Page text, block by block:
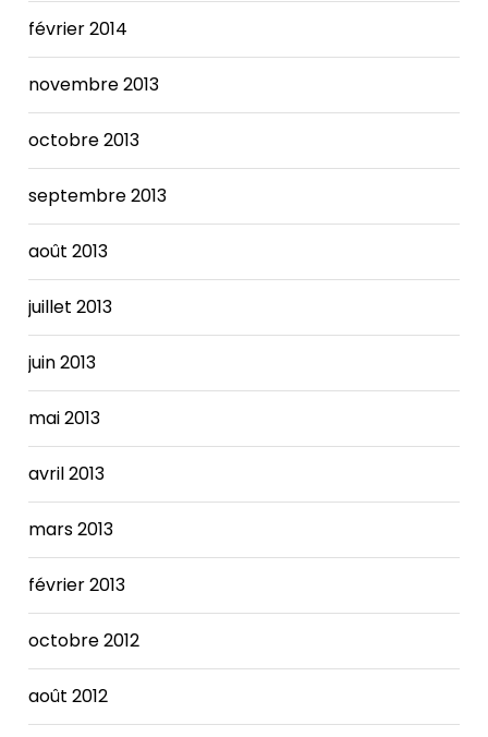
février 2014
novembre 2013
octobre 2013
septembre 2013
août 2013
juillet 2013
juin 2013
mai 2013
avril 2013
mars 2013
février 2013
octobre 2012
août 2012